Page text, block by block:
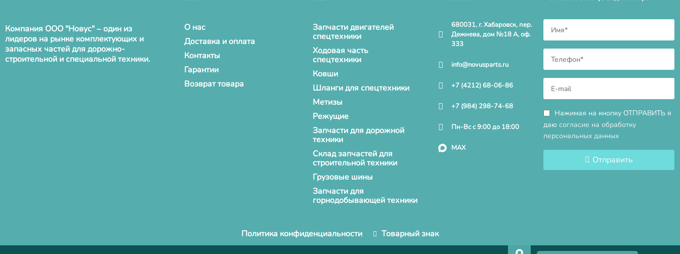
Компания ООО "Новус" – один из
лидеров на рынке комплектующих и
запасных частей для дорожно-
строительной и специальной техники.
О нас
Доставка и оплата
Контакты
Гарантии
Возврат товара
Запчасти двигателей
спецтехники
Ходовая часть
спецтехники
Ковши
Шланги для спецтехники
Метизы
Режущие
Запчасти для дорожной
техники
Склад запчастей для
строительной техники
Грузовые шины
Запчасти для
горнодобывающей техники
680031, г. Хабаровск, пер.
Дежнева, дом №18 А, оф.
333
info@novusparts.ru
+7 (4212) 68-06-86
+7 (984) 298-74-68
Пн-Вс с 9:00 до 18:00
MAX
Нажимая на кнопку ОТПРАВИТЬ я
даю согласие на обработку
персональных данных
Отправить
Политика конфиденциальности Товарный знак